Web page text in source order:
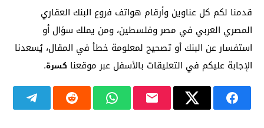
قدمنا لكم كل عناوين وأرقام هواتف فروع البنك العقاري
المصري العربي في مصر وفلسطين، ومن يملك سؤال أو
استفسار عن البنك أو تصحيح لمعلومة خطأ في المقال، يُسعدنا
الإجابة عليكم في التعليقات بالأسفل عبر موقعنا كسرة.